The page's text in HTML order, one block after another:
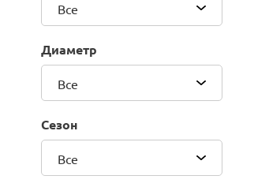
BK Trailer
BKT
Camso (Solideal)
CEAT
Composit
Все
Диаметр
Все
Сезон
Все